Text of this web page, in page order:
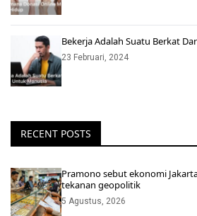
Bekerja Adalah Suatu Berkat
23 Februari, 2024
RECENT POSTS
Pramono sebut ekonomi
tekanan geopolitik
5 Agustus, 2026